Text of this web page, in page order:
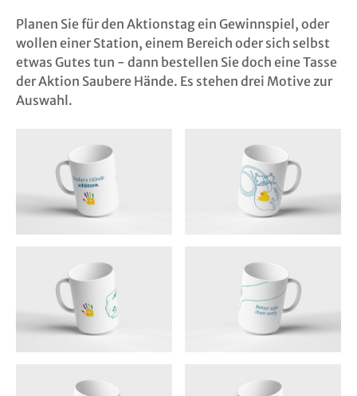
Planen Sie für den Aktionstag ein Gewinnspiel, oder
wollen einer Station, einem Bereich oder sich selbst
etwas Gutes tun - dann bestellen Sie doch eine Tasse
der Aktion Saubere Hände. Es stehen drei Motive zur
Auswahl.